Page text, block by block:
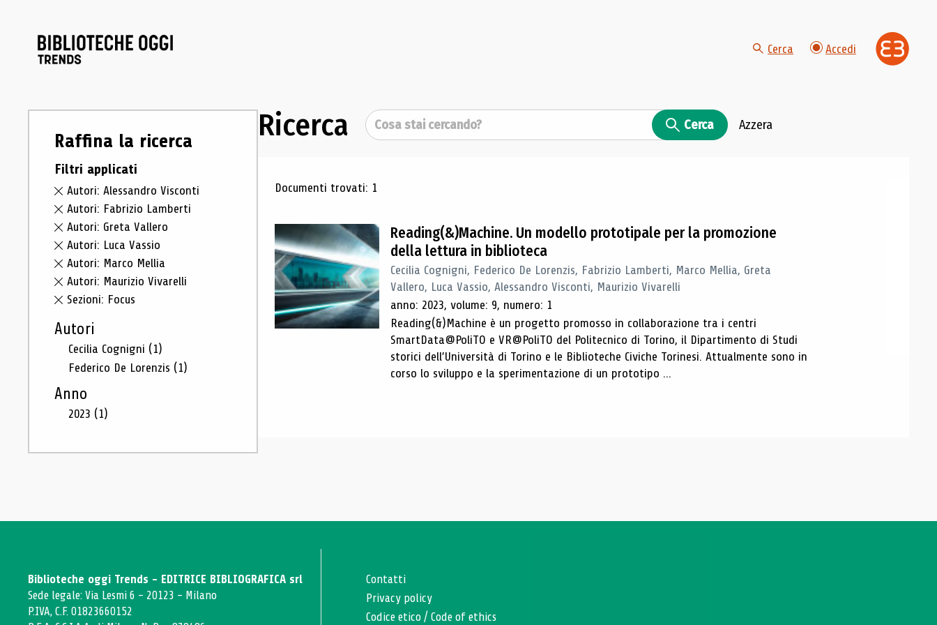
Cerca Accedi
Raffina la ricerca
Filtri applicati
Autori: Alessandro Visconti
Autori: Fabrizio Lamberti
Autori: Greta Vallero
Autori: Luca Vassio
Autori: Marco Mellia
Autori: Maurizio Vivarelli
Sezioni: Focus
Autori
Cecilia Cognigni (1)
Federico De Lorenzis (1)
Anno
2023 (1)
Ricerca Cerca Cerca Azzera
Risultati di ricerca
Documenti trovati: 1
Reading(&)Machine. Un modello prototipale per la promozione
della lettura in biblioteca
Cecilia Cognigni, Federico De Lorenzis, Fabrizio Lamberti, Marco Mellia, Greta
Vallero, Luca Vassio, Alessandro Visconti, Maurizio Vivarelli
anno: 2023, volume: 9, numero: 1
Reading(&)Machine è un progetto promosso in collaborazione tra i centri
SmartData@PoliTO e VR@PoliTO del Politecnico di Torino, il Dipartimento di Studi
storici dell’Università di Torino e le Biblioteche Civiche Torinesi. Attualmente sono in
corso lo sviluppo e la sperimentazione di un prototipo ...
Biblioteche oggi Trends - EDITRICE BIBLIOGRAFICA srl
Sede legale: Via Lesmi 6 - 20123 - Milano
P.IVA, C.F. 01823660152
Contatti
Privacy policy
Codice etico /Code of ethics